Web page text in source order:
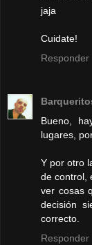
jaja
Cuidate!
Responder
Bueno,
lugares,
Y por otro
de control,
ver cosas
decisión
correcto.
Responder